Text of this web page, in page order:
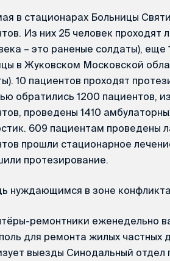
в стационарах Больницы
Из них 25 человек проходят
– это раненые солдаты),
в Жуковском Московской
10 пациентов проходят
обратились 1200 пациентов,
проведены 1410
609 пациентам проведены
прошли стационарное
протезирование.
нуждающимся в зоне
ремонтники еженедельно
для ремонта жилых
выезды Синодальный отдел